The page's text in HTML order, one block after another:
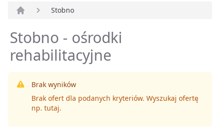
Stobno
Stobno - ośrodki
rehabilitacyjne
Brak wyników
Brak ofert dla podanych kryteriów. Wyszukaj ofertę
np. tutaj.